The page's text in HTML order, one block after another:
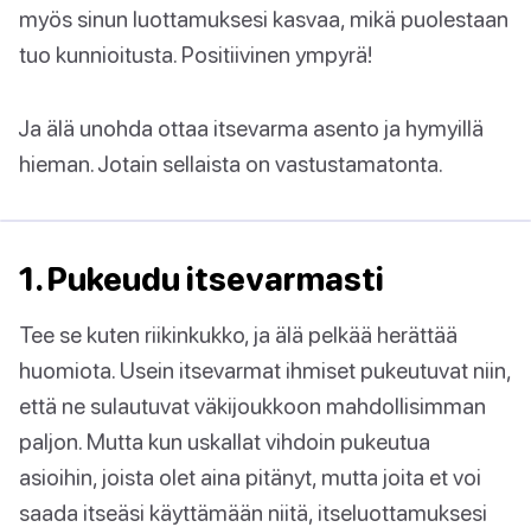
myös sinun luottamuksesi kasvaa, mikä puolestaan
tuo kunnioitusta. Positiivinen ympyrä!
Ja älä unohda ottaa itsevarma asento ja hymyillä
hieman. Jotain sellaista on vastustamatonta.
1. Pukeudu itsevarmasti
Tee se kuten riikinkukko, ja älä pelkää herättää
huomiota. Usein itsevarmat ihmiset pukeutuvat niin,
että ne sulautuvat väkijoukkoon mahdollisimman
paljon. Mutta kun uskallat vihdoin pukeutua
asioihin, joista olet aina pitänyt, mutta joita et voi
saada itseäsi käyttämään niitä, itseluottamuksesi